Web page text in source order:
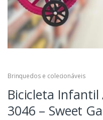
Brinquedos e colecionáveis
Bicicleta Infantil
3046 – Sweet